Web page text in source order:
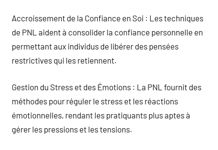
Accroissement de la Confiance en Soi : Les techniques
de PNL aident à consolider la confiance personnelle en
permettant aux individus de libérer des pensées
restrictives qui les retiennent.
Gestion du Stress et des Émotions : La PNL fournit des
méthodes pour réguler le stress et les réactions
émotionnelles, rendant les pratiquants plus aptes à
gérer les pressions et les tensions.